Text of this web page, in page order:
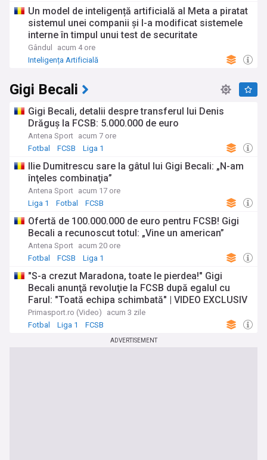
Un model de inteligență artificială al Meta a piratat
sistemul unei companii și I-a modificat sistemele
interne în timpul unui test de securitate
Gândul
acum 4 ore
Inteligența Artificială
Gigi Becali
Gigi Becali, detalii despre transferul lui Denis
Drăguş la FCSB: 5.000.000 de euro
Antena Sport acum 7 ore
Fotbal
FCSB Liga 1
Ilie Dumitrescu sare la gâtul lui Gigi Becali: „N-am
înţeles combinaţia”
Antena Sport acum 17 ore
Liga 1
Fotbal FCSB
Ofertă de 100.000.000 de euro pentru FCSB! Gigi
Becali a recunoscut totul: „Vine un american”
Antena Sport acum 20 ore
Fotbal
FCSB Liga 1
"S-a crezut Maradona, toate le pierdea!" Gigi
Becali anunţă revoluţie la FCSB după egalul cu
Farul: "Toată echipa schimbată" | VIDEO EXCLUSIV
Primasport.ro (Video)
acum 3 zile
Fotbal
Liga 1 FCSB
ADVERTISEMENT